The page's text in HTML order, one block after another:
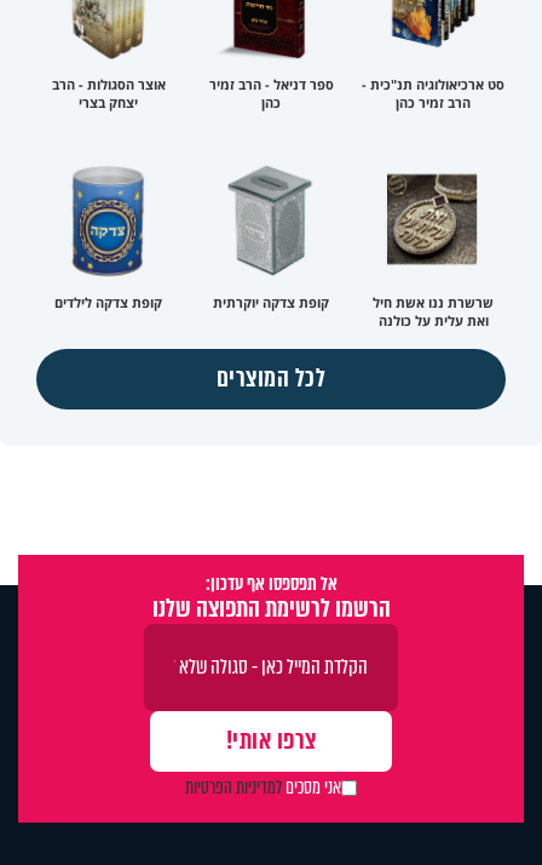
סט ארכיאולוגיה תנ"כית -
הרב זמיר כהן
ספר דניאל - הרב זמיר
כהן
אוצר הסגולות - הרב
יצחק בצרי
שרשרת ננו אשת חיל
ואת עלית על כולנה
קופת צדקה יוקרתית קופת צדקה לילדים
לכל המוצרים
אל תפספסו אף עדכון:
הרשמו לרשימת התפוצה שלנו
אני מסכיםלמדיניות הפרטיות